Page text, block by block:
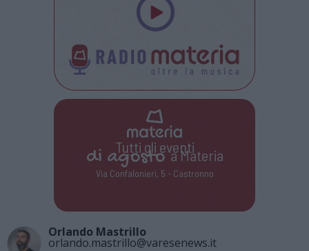
Tutti gli eventi
di agostoa Materia
Via Confalonieri, 5 - Castronno
Orlando Mastrillo
orlando.mastrillo@varesenews.it